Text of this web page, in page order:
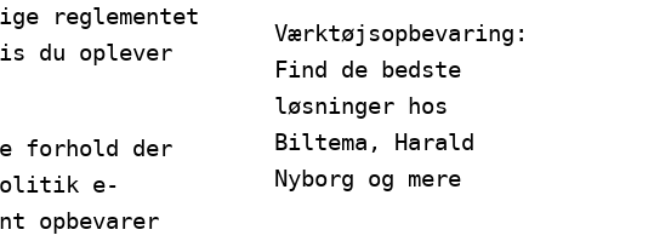
reglementet
du oplever
forhold der
e-
opbevarer
Værktøjsopbevaring:
Find de bedste
løsninger hos
Biltema, Harald
Nyborg og mere